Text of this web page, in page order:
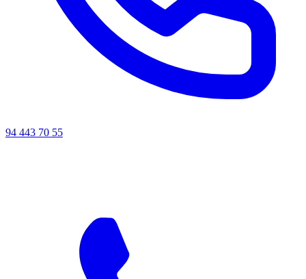
94 443 70 55